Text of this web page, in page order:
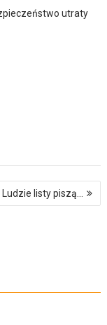
utraty
Ludzie listy piszą…